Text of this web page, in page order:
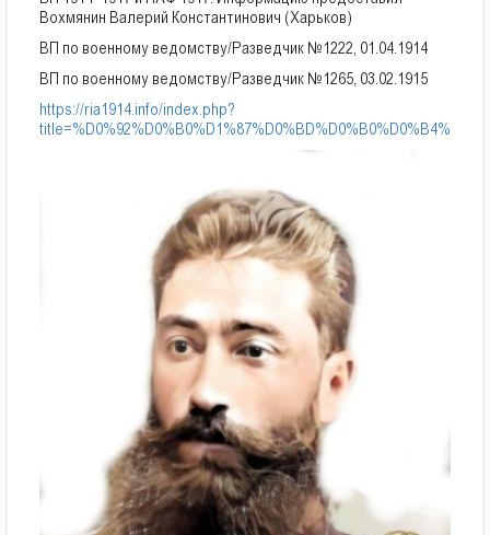
Вохмянин Валерий Константинович (Харьков)
ВП по военному ведомству/Разведчик №1222, 01.04.1914
ВП по военному ведомству/Разведчик №1265, 03.02.1915
https://ria1914.info/index.php?